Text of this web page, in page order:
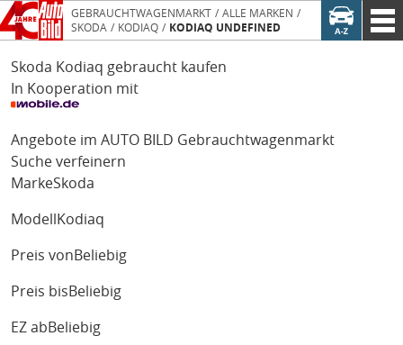
GEBRAUCHTWAGENMARKT
ALLE MARKEN
SKODA
KODIAQ KODIAQ UNDEFINED
Skoda Kodiaq gebraucht kaufen
In Kooperation mit
Angebote im AUTO BILD Gebrauchtwagenmarkt
Suche verfeinern
MarkeSkoda
Modell Kodiaq
Preis von Beliebig
Preis bis Beliebig
EZ ab Beliebig